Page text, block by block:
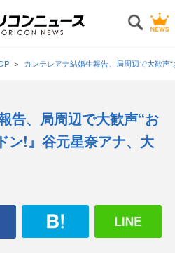
カンテレアナ結婚生報告、局周辺で大歓
告、局周辺で大歓声“お
ン!』谷元星奈アナ、大